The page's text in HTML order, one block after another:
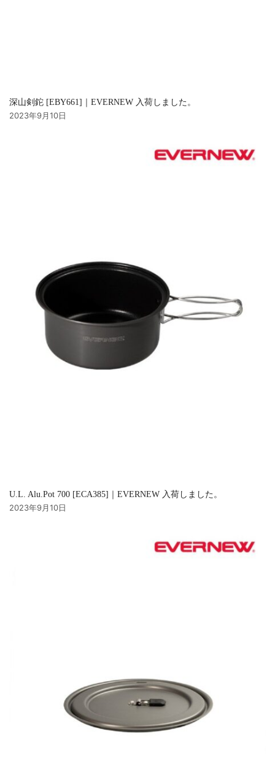
深山剣鉈 [EBY661]｜EVERNEW 入荷しました。
2023年9月10日
U.L. Alu.Pot 700 [ECA385]｜EVERNEW 入荷しました。
2023年9月10日